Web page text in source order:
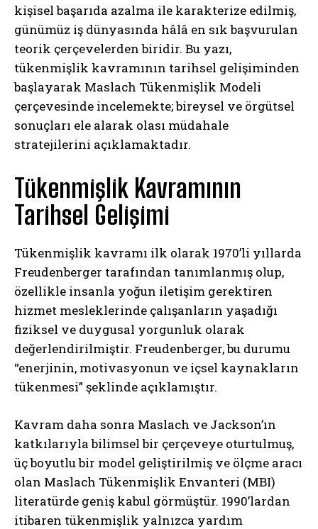
kişisel başarıda azalma ile karakterize edilmiş,
günümüz iş dünyasında hâlâ en sık başvurulan
teorik çerçevelerden biridir. Bu yazı,
tükenmişlik kavramının tarihsel gelişiminden
başlayarak Maslach Tükenmişlik Modeli
çerçevesinde incelemekte; bireysel ve örgütsel
sonuçları ele alarak olası müdahale
stratejilerini açıklamaktadır.
Tükenmişlik Kavramının
Tarihsel Gelişimi
Tükenmişlik kavramı ilk olarak 1970’li yıllarda
Freudenberger tarafından tanımlanmış olup,
özellikle insanla yoğun iletişim gerektiren
hizmet mesleklerinde çalışanların yaşadığı
fiziksel ve duygusal yorgunluk olarak
değerlendirilmiştir. Freudenberger, bu durumu
“enerjinin, motivasyonun ve içsel kaynakların
tükenmesi” şeklinde açıklamıştır.
Kavram daha sonra Maslach ve Jackson’ın
katkılarıyla bilimsel bir çerçeveye oturtulmuş,
üç boyutlu bir model geliştirilmiş ve ölçme aracı
olan Maslach Tükenmişlik Envanteri (MBI)
literatürde geniş kabul görmüştür. 1990’lardan
itibaren tükenmişlik yalnızca yardım